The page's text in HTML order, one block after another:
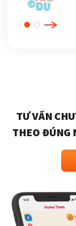
TƯ VẤN
THEO ĐÚNG